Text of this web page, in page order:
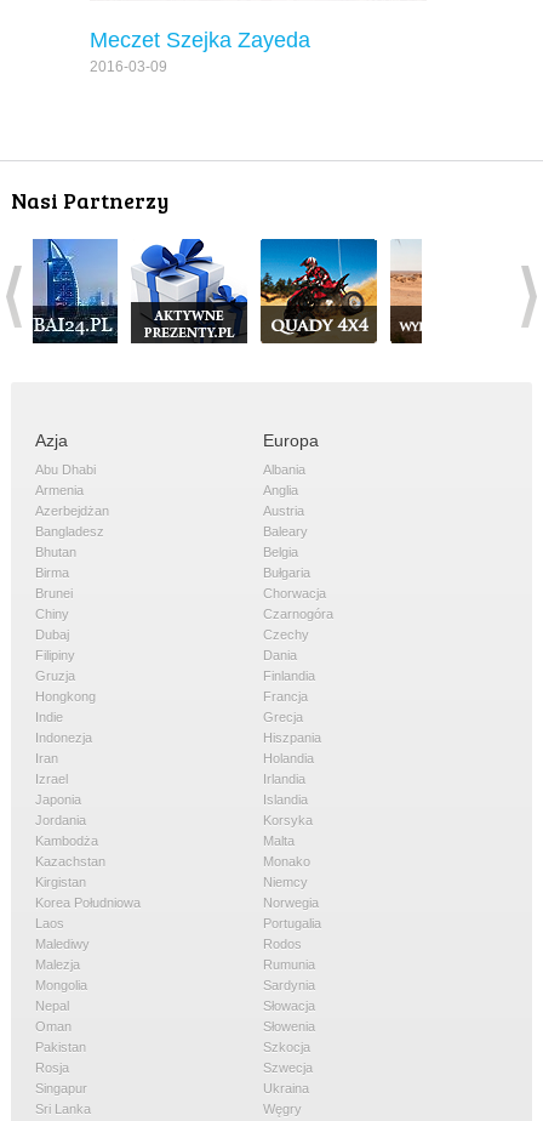
Meczet Szejka Zayeda
2016-03-09
Nasi Partnerzy
Azja
Abu Dhabi
Armenia
Azerbejdżan
Bangladesz
Bhutan
Birma
Brunei
Chiny
Dubaj
Filipiny
Gruzja
Hongkong
Indie
Indonezja
Iran
Izrael
Japonia
Jordania
Kambodża
Kazachstan
Kirgistan
Korea Południowa
Laos
Malediwy
Malezja
Mongolia
Nepal
Oman
Pakistan
Rosja
Singapur
Sri Lanka
Europa
Albania
Anglia
Austria
Baleary
Belgia
Bułgaria
Chorwacja
Czarnogóra
Czechy
Dania
Finlandia
Francja
Grecja
Hiszpania
Holandia
Irlandia
Islandia
Korsyka
Malta
Monako
Niemcy
Norwegia
Portugalia
Rodos
Rumunia
Sardynia
Słowacja
Słowenia
Szkocja
Szwecja
Ukraina
Węgry